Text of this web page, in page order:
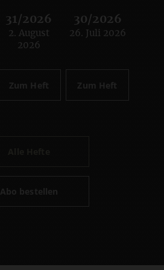
31/2026
:
2. August
2026
Zum Heft
30/2026
:
26. Juli 2026
Zum Heft
Abo bestellen